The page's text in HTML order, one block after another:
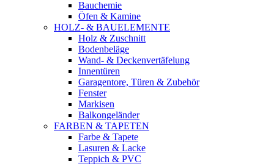
Bauchemie
Öfen & Kamine
HOLZ- & BAUELEMENTE
Holz & Zuschnitt
Bodenbeläge
Wand- & Deckenvertäfelung
Innentüren
Garagentore, Türen & Zubehör
Fenster
Markisen
Balkongeländer
FARBEN & TAPETEN
Farbe & Tapete
Lasuren & Lacke
Teppich & PVC